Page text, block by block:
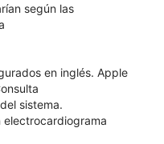
según las
en inglés. Apple
sistema.
electrocardiograma